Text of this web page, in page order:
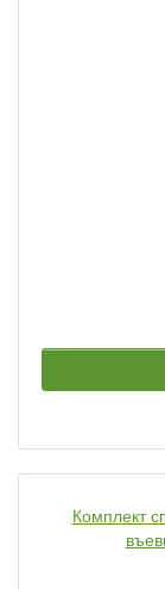
Комплект